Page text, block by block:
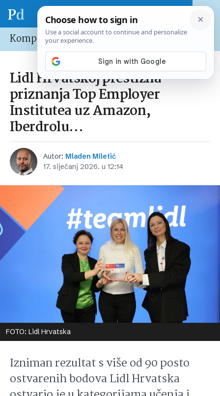
Kompanije
Lidl Hrvatskoj prestižna
priznanja Top Employer
Institutea uz Amazon,
Iberdrolu…
Autor: Mladen Miletić
17. siječanj 2026. u 12:14
FOTO: Lidl Hrvatska
Izniman rezultat s više od 90 posto
ostvarenih bodova Lidl Hrvatska